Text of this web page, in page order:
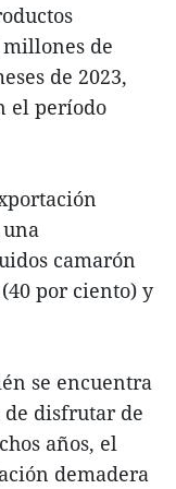
de
de 2023,
el período
camarón
por ciento) y
se encuentra
de disfrutar de
años, el
demadera